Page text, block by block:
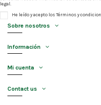
legal.
He leído y acepto losTérminos y
Sobre nosotros
Información
Mi cuenta
Contact us